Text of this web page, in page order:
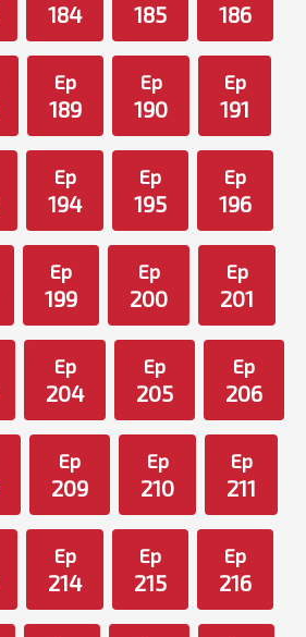
184 185 186
Ep
189
Ep
190
Ep
191
Ep
194
Ep
195
Ep
196
Ep
199
Ep
200
Ep
201
Ep
204
Ep
205
Ep
206
Ep
209
Ep
210
Ep
211
Ep
214
Ep
215
Ep
216